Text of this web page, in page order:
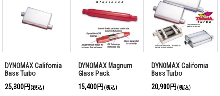
DYNOMAX California
Bass Turbo
25,300円 (税込)
DYNOMAX Magnum
Glass Pack
15,400円 (税込)
DYNOMAX California
Bass Turbo
20,900円 (税込)